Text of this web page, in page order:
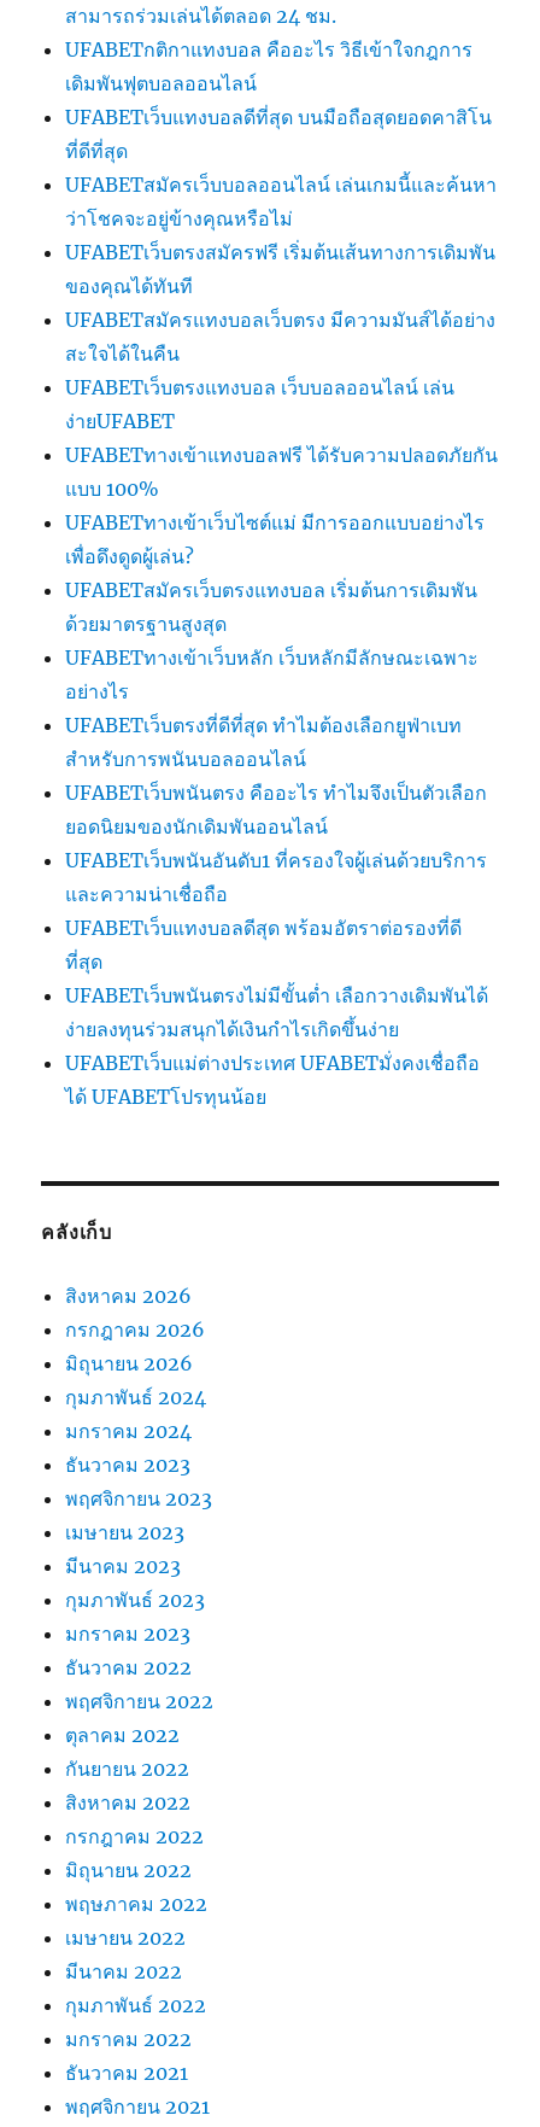
สามารถร่วมเล่นได้ตลอด 24 ชม.
UFABETกติกาแทงบอล คืออะไร วิธีเข้าใจกฎการ
เดิมพันฟุตบอลออนไลน์
UFABETเว็บแทงบอลดีที่สุด บนมือถือสุดยอดคาสิโน
ที่ดีที่สุด
UFABETสมัครเว็บบอลออนไลน์ เล่นเกมนี้และค้นหา
ว่าโชคจะอยู่ข้างคุณหรือไม่
UFABETเว็บตรงสมัครฟรี เริ่มต้นเส้นทางการเดิมพัน
ของคุณได้ทันที
UFABETสมัครแทงบอลเว็บตรง มีความมันส์ได้อย่าง
สะใจได้ในคืน
UFABETเว็บตรงแทงบอล เว็บบอลออนไลน์ เล่น
ง่ายUFABET
UFABETทางเข้าแทงบอลฟรี ได้รับความปลอดภัยกัน
แบบ 100%
UFABETทางเข้าเว็บไซต์แม่ มีการออกแบบอย่างไร
เพื่อดึงดูดผู้เล่น?
UFABETสมัครเว็บตรงแทงบอล เริ่มต้นการเดิมพัน
ด้วยมาตรฐานสูงสุด
UFABETทางเข้าเว็บหลัก เว็บหลักมีลักษณะเฉพาะ
อย่างไร
UFABETเว็บตรงที่ดีที่สุด ทำไมต้องเลือกยูฟ่าเบท
สำหรับการพนันบอลออนไลน์
UFABETเว็บพนันตรง คืออะไร ทำไมจึงเป็นตัวเลือก
ยอดนิยมของนักเดิมพันออนไลน์
UFABETเว็บพนันอันดับ1 ที่ครองใจผู้เล่นด้วยบริการ
และความน่าเชื่อถือ
UFABETเว็บแทงบอลดีสุด พร้อมอัตราต่อรองที่ดี
ที่สุด
UFABETเว็บพนันตรงไม่มีขั้นต่ำ เลือกวางเดิมพันได้
ง่ายลงทุนร่วมสนุกได้เงินกำไรเกิดขึ้นง่าย
UFABETเว็บแม่ต่างประเทศ UFABETมั่งคงเชื่อถือ
ได้ UFABETโปรทุนน้อย
คลังเก็บ
สิงหาคม 2026
กรกฎาคม 2026
มิถุนายน 2026
กุมภาพันธ์ 2024
มกราคม 2024
ธันวาคม 2023
พฤศจิกายน 2023
เมษายน 2023
มีนาคม 2023
กุมภาพันธ์ 2023
มกราคม 2023
ธันวาคม 2022
พฤศจิกายน 2022
ตุลาคม 2022
กันยายน 2022
สิงหาคม 2022
กรกฎาคม 2022
มิถุนายน 2022
พฤษภาคม 2022
เมษายน 2022
มีนาคม 2022
กุมภาพันธ์ 2022
มกราคม 2022
ธันวาคม 2021
พฤศจิกายน 2021